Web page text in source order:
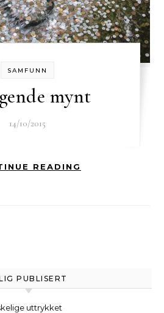
SAMFUNN
mynt
14/10/2015
READING
PUBLISERT
uttrykket